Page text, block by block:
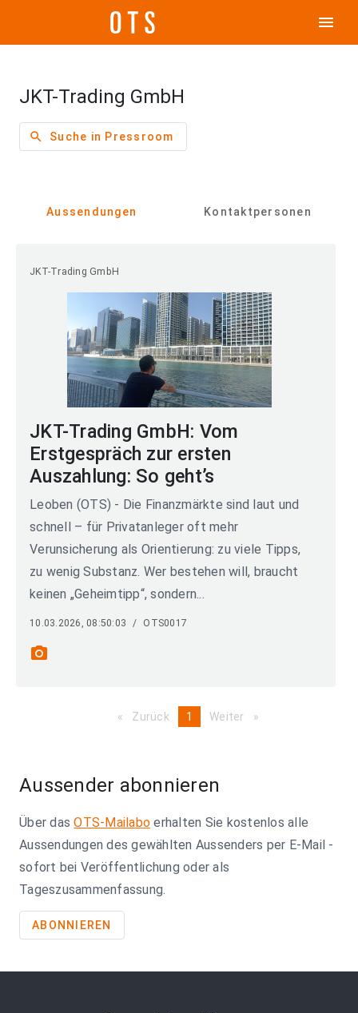
menu
JKT-Trading GmbH
search Suche in Pressroom
Aussendungen Kontaktpersonen
JKT-Trading GmbH
JKT-Trading GmbH: Vom
Erstgespräch zur ersten
Auszahlung: So geht’s
Leoben (OTS) - Die Finanzmärkte sind laut und
schnell – für Privatanleger oft mehr
Verunsicherung als Orientierung: zu viele Tipps,
zu wenig Substanz. Wer bestehen will, braucht
keinen „Geheimtipp“, sondern...
10.03.2026, 08:50:03 / OTS0017
photo_camera
Zurück pageYou're
1 Weiter page
Aussender abonnieren
Über dasOTS-Mailabo erhalten Sie kostenlos alle
Aussendungen des gewählten Aussenders per E-Mail -
sofort bei Veröffentlichung oder als
Tageszusammenfassung.
ABONNIEREN